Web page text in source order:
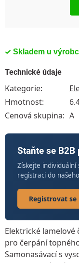
Elektrické lamelové
pro čerpání
Samonasávací s
Skladem u
Technické údaje
Kategorie:
Hmotnost:
Cenová skupina: A
Staňte se B2B
Získejte
registraci do
Registrovat se